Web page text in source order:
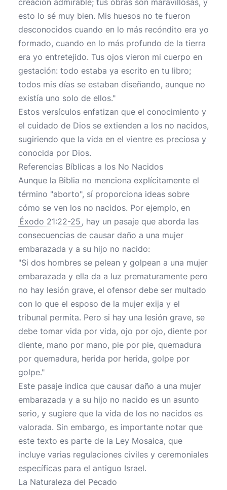
creación admirable; tus obras son maravillosas, y
esto lo sé muy bien. Mis huesos no te fueron
desconocidos cuando en lo más recóndito era yo
formado, cuando en lo más profundo de la tierra
era yo entretejido. Tus ojos vieron mi cuerpo en
gestación: todo estaba ya escrito en tu libro;
todos mis días se estaban diseñando, aunque no
existía uno solo de ellos."
Estos versículos enfatizan que el conocimiento y
el cuidado de Dios se extienden a los no nacidos,
sugiriendo que la vida en el vientre es preciosa y
conocida por Dios.
Referencias Bíblicas a los No Nacidos
Aunque la Biblia no menciona explícitamente el
término "aborto", sí proporciona ideas sobre
cómo se ven los no nacidos. Por ejemplo, en
Éxodo 21:22-25 , hay un pasaje que aborda las
consecuencias de causar daño a una mujer
embarazada y a su hijo no nacido:
"Si dos hombres se pelean y golpean a una mujer
embarazada y ella da a luz prematuramente pero
no hay lesión grave, el ofensor debe ser multado
con lo que el esposo de la mujer exija y el
tribunal permita. Pero si hay una lesión grave, se
debe tomar vida por vida, ojo por ojo, diente por
diente, mano por mano, pie por pie, quemadura
por quemadura, herida por herida, golpe por
golpe."
Este pasaje indica que causar daño a una mujer
embarazada y a su hijo no nacido es un asunto
serio, y sugiere que la vida de los no nacidos es
valorada. Sin embargo, es importante notar que
este texto es parte de la Ley Mosaica, que
incluye varias regulaciones civiles y ceremoniales
específicas para el antiguo Israel.
La Naturaleza del Pecado